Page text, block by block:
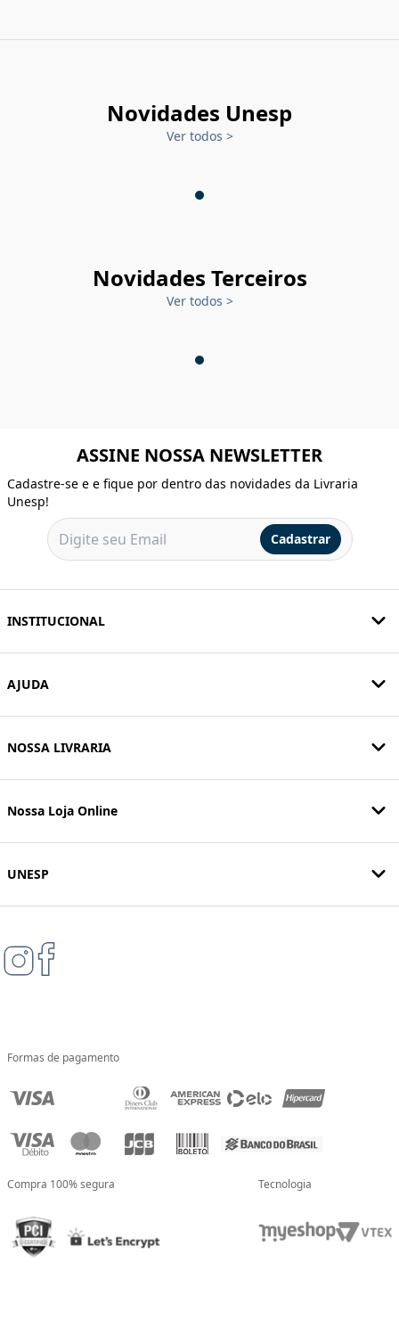
Novidades Unesp
Ver todos >
Novidades Terceiros
Ver todos >
ASSINE NOSSA NEWSLETTER
Cadastre-se e e fique por dentro das novidades da Livraria
Unesp!
Cadastrar
INSTITUCIONAL
AJUDA
NOSSA LIVRARIA
Nossa Loja Online
UNESP
Formas de pagamento
Compra 100% segura Tecnologia